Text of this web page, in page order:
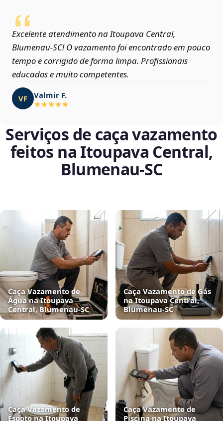
Excelente atendimento na Itoupava Central,
Blumenau‑SC! O vazamento foi encontrado em pouco
tempo e corrigido de forma limpa. Profissionais
educados e muito competentes.
VF Valmir F.
Serviços de caça vazamento
feitos na Itoupava Central,
Blumenau‑SC
Caça Vazamento de
Água na Itoupava
Central, Blumenau‑SC
Caça Vazamento de Gás
na Itoupava Central,
Blumenau‑SC
Caça Vazamento de
Esgoto na Itoupava
Caça Vazamento de
Piscina na Itoupava